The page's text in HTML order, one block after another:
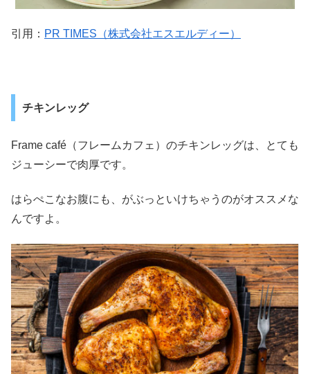
引用： PR TIMES（株式会社エスエルディー）
チキンレッグ
Frame café（フレームカフェ）のチキンレッグは、とても
ジューシーで肉厚です。
はらぺこなお腹にも、がぶっといけちゃうのがオススメな
んですよ。